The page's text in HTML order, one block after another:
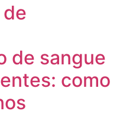
de sangue
como